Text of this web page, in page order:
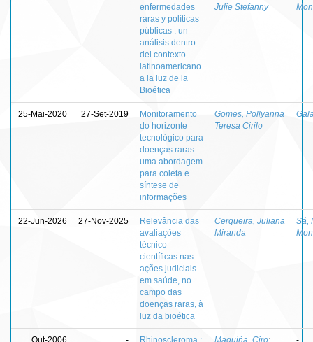
enfermedades
raras y políticas
públicas : un
análisis dentro
del contexto
latinoamericano
a la luz de la
Bioética
Julie Stefanny
25-Mai-2020 27-Set-2019
Monitoramento
do horizonte
tecnológico para
doenças raras :
uma abordagem
para coleta e
síntese de
informações
Gomes, Pollyanna
Teresa Cirilo
22-Jun-2026 27-Nov-2025
Relevância das
avaliações
técnico-
científicas nas
ações judiciais
em saúde, no
campo das
doenças raras, à
luz da bioética
Cerqueira, Juliana
Miranda
Sá,
Out-2006 -
Rhinoscleroma :
Maguiña, Ciro;
-